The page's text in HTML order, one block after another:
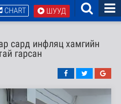
ШУУД
CHART
сард инфляц хамгийн
гарсан